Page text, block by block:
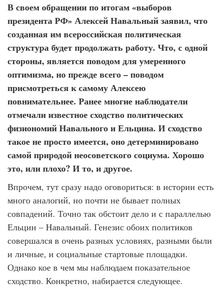
В своем обращении по итогам «выборов
президента РФ» Алексей Навальный заявил, что
созданная им всероссийская политическая
структура будет продолжать работу. Что, с одной
стороны, является поводом для умеренного
оптимизма, но прежде всего – поводом
присмотреться к самому Алексею
повнимательнее. Ранее многие наблюдатели
отмечали известное сходство политических
физиономий Навального и Ельцина. И сходство
такое не просто имеется, оно детерминировано
самой природой неосоветского социума. Хорошо
это, или плохо? И то, и другое.
Впрочем, тут сразу надо оговориться: в истории есть
много аналогий, но почти не бывает полных
совпадений. Точно так обстоит дело и с параллелью
Ельцин – Навальный. Генезис обоих политиков
совершался в очень разных условиях, разными были
и личные, и социальные стартовые площадки.
Однако кое в чем мы наблюдаем показательное
сходство. Конкретно, набирается следующее.